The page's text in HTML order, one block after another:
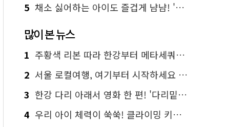
5 채소 싫어하는 아이도 즐겁게 냠냠! '찾아가는 서울시 식생활 교육' 현장
많이 본 뉴스
1 주황색 리본 따라 한강부터 메타세쿼이아 숲길까지…서울둘레길 15코스
2 서울 로컬여행, 여기부터 시작하세요 '서울에디션25'
3 한강 다리 아래서 영화 한 편! '다리밑 영화관' 무료 상영
4 우리 아이 체력이 쑥쑥! 클라이밍 키즈카페·어린이 체력장